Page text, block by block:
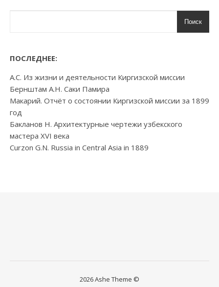
Поиск
ПОСЛЕДНЕЕ:
А.С. Из жизни и деятельности Киргизской миссии
Бернштам А.Н. Саки Памира
Макарий. Отчёт о состоянии Киргизской миссии за 1899
год
Бакланов Н. Архитектурные чертежи узбекского
мастера XVI века
Curzon G.N. Russia in Central Asia in 1889
2026 Ashe Theme ©